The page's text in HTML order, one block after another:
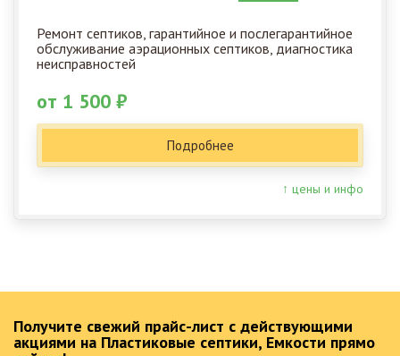
Ремонт септиков, гарантийное и послегарантийное
обслуживание аэрационных септиков, диагностика
неисправностей
от 1 500 ₽
Подробнее
↑ цены и инфо
Получите свежий прайс-лист с действующими
акциями на Пластиковые септики, Емкости прямо